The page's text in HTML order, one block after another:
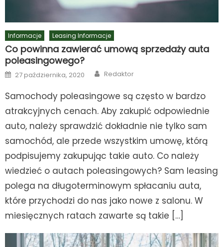
Informacje Leasing Informacje
Co powinna zawierać umową sprzedaży auta
poleasingowego?
Posted
on
27 października, 2020 Author
Redaktor
Samochody poleasingowe są często w bardzo
atrakcyjnych cenach. Aby zakupić odpowiednie
auto, należy sprawdzić dokładnie nie tylko sam
samochód, ale przede wszystkim umowę, którą
podpisujemy zakupując takie auto. Co należy
wiedzieć o autach poleasingowych? Sam leasing
polega na długoterminowym spłacaniu auta,
które przychodzi do nas jako nowe z salonu. W
miesięcznych ratach zawarte są takie […]